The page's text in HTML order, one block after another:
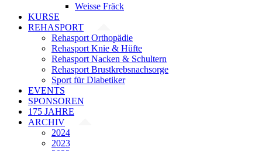
Weisse Fräck
KURSE
REHASPORT
Rehasport Orthopädie
Rehasport Knie & Hüfte
Rehasport Nacken & Schultern
Rehasport Brustkrebsnachsorge
Sport für Diabetiker
EVENTS
SPONSOREN
175 JAHRE
ARCHIV
2024
2023